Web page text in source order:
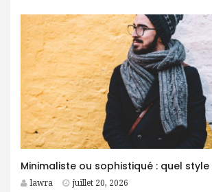
lawra juillet 20, 2026